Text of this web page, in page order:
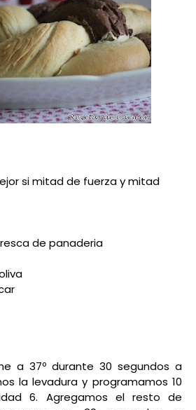
si mitad de fuerza y mitad
de panaderia
a 37º durante 30 segundos a
la levadura y programamos 10
6. Agregamos el resto de